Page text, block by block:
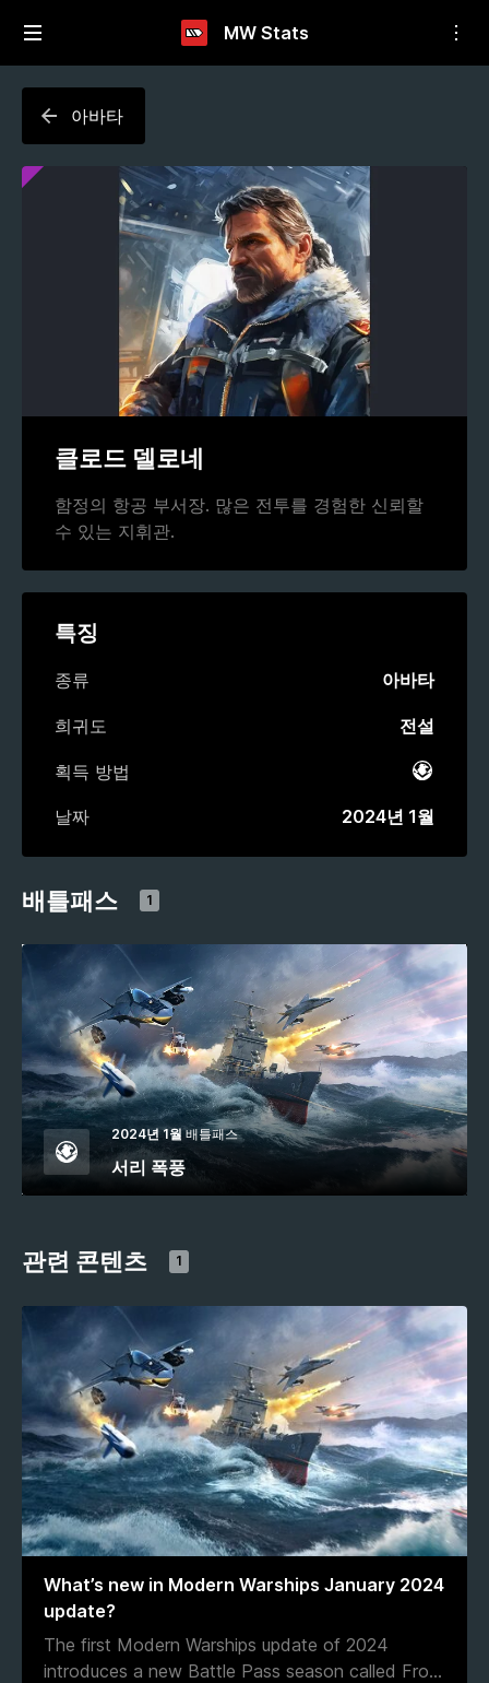
MW Stats
아바타
클로드 델로네
함정의 항공 부서장. 많은 전투를 경험한 신뢰할
수 있는 지휘관.
특징
종류 아바타
희귀도 전설
획득 방법
배틀패
날짜
2024년 1월
배틀패스 1
2024년 1월 배틀패스
서리 폭풍
관련 콘텐츠 1
What’s new in Modern Warships January 2024
update?
The first Modern Warships update of 2024
introduces a new Battle Pass season called Fro...